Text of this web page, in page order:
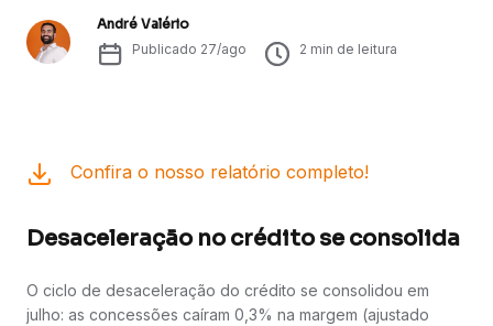
André Valério
Publicado 27/ago 2 min de leitura
Confira o nosso relatório completo!
Desaceleração no crédito se consolida
O ciclo de desaceleração do crédito se consolidou em
julho: as concessões caíram 0,3% na margem (ajustado